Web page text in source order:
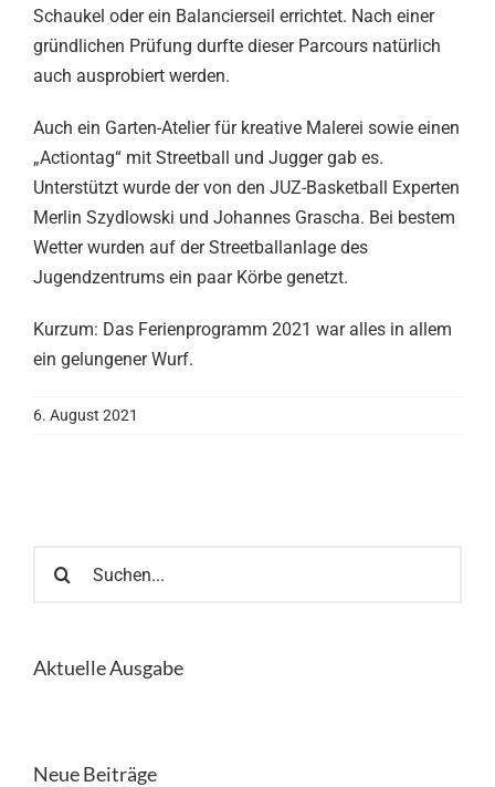
Schaukel oder ein Balancierseil errichtet. Nach einer
gründlichen Prüfung durfte dieser Parcours natürlich
auch ausprobiert werden.
Auch ein Garten-Atelier für kreative Malerei sowie einen
„Actiontag“ mit Streetball und Jugger gab es.
Unterstützt wurde der von den JUZ-Basketball Experten
Merlin Szydlowski und Johannes Grascha. Bei bestem
Wetter wurden auf der Streetballanlage des
Jugendzentrums ein paar Körbe genetzt.
Kurzum: Das Ferienprogramm 2021 war alles in allem
ein gelungener Wurf.
6. August 2021
nach:
Aktuelle Ausgabe
Neue Beiträge